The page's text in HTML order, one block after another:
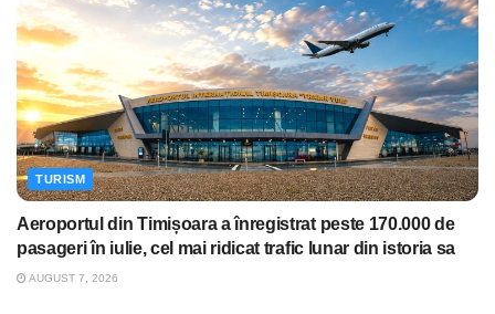
TURISM
Aeroportul din Timișoara a înregistrat peste 170.000 de
pasageri în iulie, cel mai ridicat trafic lunar din istoria sa
AUGUST 7, 2026